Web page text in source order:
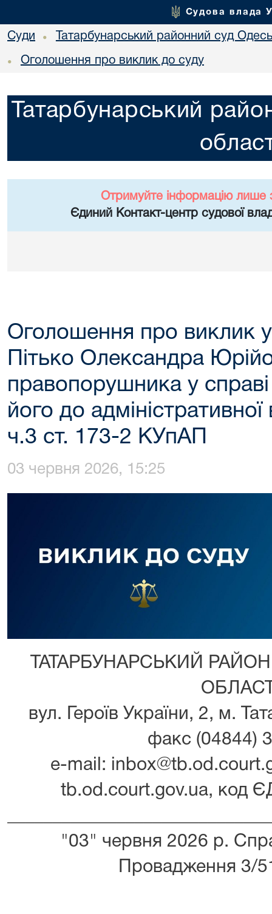
Судова влада
Суди • Татарбунарський районний суд
• Оголошення про виклик до суду
Татарбунарський
Отримуйте інформацію лише
Єдиний Контакт-центр судової
Оголошення про виклик у
Пітько Олександра
правопорушника у
його до адміністративної
ч.3 ст. 173-2 КУпАП
03 червня 2026, 15:25
ТАТАРБУНАРСЬКИЙ
вул. Героїв України, 2, м.
факс (04844)
e-mail:
tb.od.court.gov.ua, код
"03" червня 2026 р.
Провадження 3/